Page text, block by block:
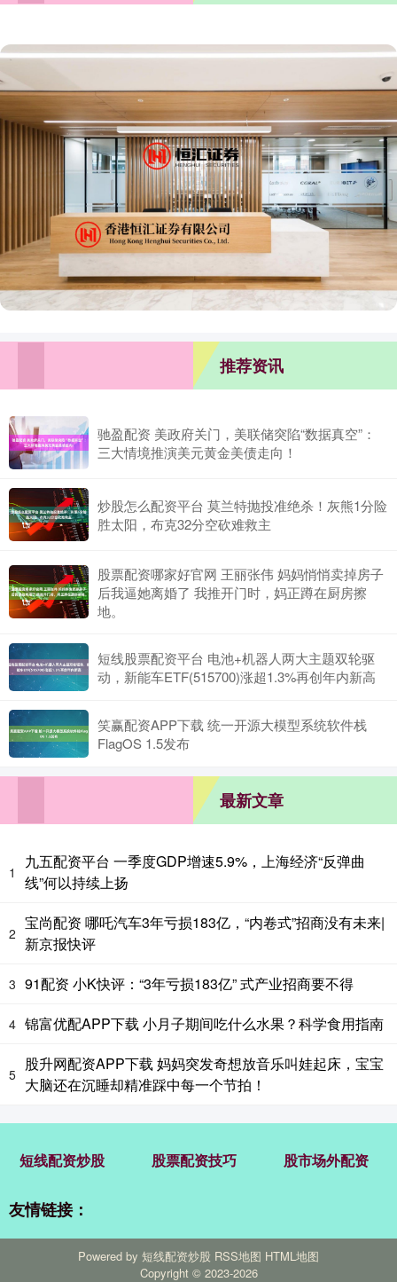
推荐资讯
驰盈配资 美政府关门，美联储突陷“数据真空”：
三大情境推演美元黄金美债走向！
炒股怎么配资平台 莫兰特抛投准绝杀！灰熊1分险
胜太阳，布克32分空砍难救主
股票配资哪家好官网 王丽张伟 妈妈悄悄卖掉房子
后我逼她离婚了 我推开门时，妈正蹲在厨房擦
地。
短线股票配资平台 电池+机器人两大主题双轮驱
动，新能车ETF(515700)涨超1.3%再创年内新高
笑赢配资APP下载 统一开源大模型系统软件栈
FlagOS 1.5发布
最新文章
1
九五配资平台 一季度GDP增速5.9%，上海经济“反弹曲
线”何以持续上扬
2
宝尚配资 哪吒汽车3年亏损183亿，“内卷式”招商没有未来|
新京报快评
3 91配资 小K快评：“3年亏损183亿” 式产业招商要不得
4 锦富优配APP下载 小月子期间吃什么水果？科学食用指南
5
股升网配资APP下载 妈妈突发奇想放音乐叫娃起床，宝宝
大脑还在沉睡却精准踩中每一个节拍！
短线配资炒股 股票配资技巧 股市场外配资
友情链接：
Powered by 短线配资炒股 RSS地图 HTML地图
Copyright © 2023-2026